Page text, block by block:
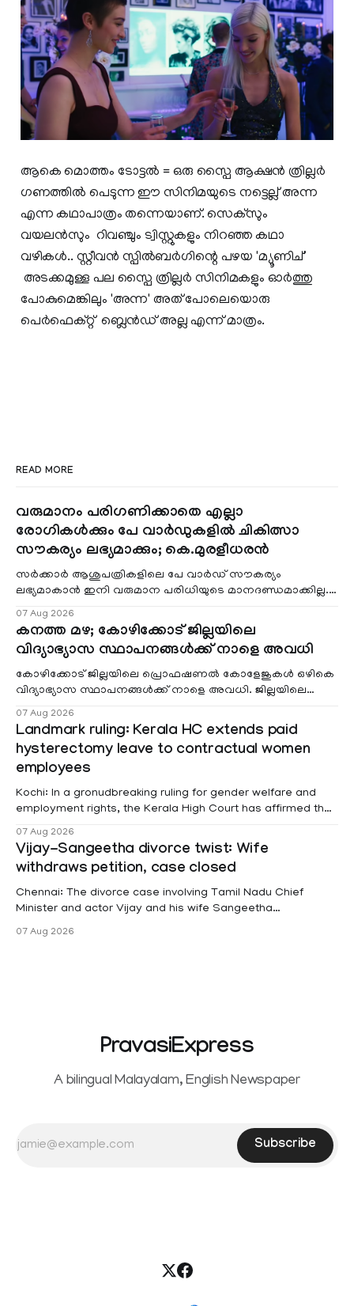
ആകെ മൊത്തം ടോട്ടൽ = ഒരു സ്പൈ ആക്ഷൻ ത്രില്ലർ
ഗണത്തിൽ പെടുന്ന ഈ സിനിമയുടെ നട്ടെല്ല് അന്ന
എന്ന കഥാപാത്രം തന്നെയാണ്. സെക്‌സും
വയലൻസും റിവഞ്ചും ട്വിസ്റ്റുകളും നിറഞ്ഞ കഥാ
വഴികൾ.. സ്റ്റീവൻ സ്പിൽബർഗിന്റെ പഴയ 'മ്യൂണിച്'
അടക്കമുള്ള പല സ്പൈ ത്രില്ലർ സിനിമകളും ഓർത്തു
പോകുമെങ്കിലും 'അന്ന' അത് പോലെയൊരു
പെർഫെക്റ്റ് ബ്ലെൻഡ് അല്ല എന്ന് മാത്രം.
READ MORE
വരുമാനം പരിഗണിക്കാതെ എല്ലാ
രോഗികൾക്കും പേ വാർഡുകളിൽ ചികിത്സാ
സൗകര്യം ലഭ്യമാക്കും; കെ.മുരളീധരൻ
സർക്കാർ ആശുപത്രികളിലെ പേ വാർഡ് സൗകര്യം
ലഭ്യമാകാൻ ഇനി വരുമാന പരിധിയുടെ മാനദണ്ഡമാക്കില്ല.
07 Aug 2026
കനത്ത മഴ; കോഴിക്കോട് ജില്ലയിലെ
വിദ്യാഭ്യാസ സ്ഥാപനങ്ങൾക്ക് നാളെ അവധി
കോഴിക്കോട് ജില്ലയിലെ പ്രൊഫഷണൽ കോളേജുകൾ ഒഴികെ
വിദ്യാഭ്യാസ സ്ഥാപനങ്ങൾക്ക് നാളെ അവധി. ജില്ലയിലെ
07 Aug 2026
Landmark ruling: Kerala HC extends paid
hysterectomy leave to contractual women
employees
Kochi: In a gronudbreaking ruling for gender welfare and
employment rights, the Kerala High Court has affirmed that
projects are eligible for paid medical leave following
hysterectomy surgery under the Kerala Service Rules
(KSR). The court noted that since essential benefits like
maternity
07 Aug 2026
Vijay-Sangeetha divorce twist: Wife
withdraws petition, case closed
Chennai: The divorce case involving Tamil Nadu Chief
Minister and actor Vijay and his wife Sangeetha
Sowrnalingam has taken a new turn after Sangeetha
07 Aug 2026
PravasiExpress
A bilingual Malayalam, English Newspaper
Subscribe